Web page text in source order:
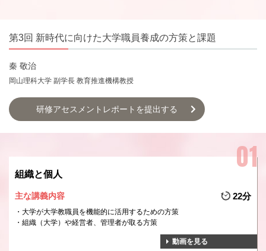
第3回 新時代に向けた大学職員養成の方策と課題
秦 敬治
岡山理科大学 副学長 教育推進機構教授
研修アセスメントレポートを提出する
組織と個人
主な講義内容 22分
大学が大学教職員を機能的に活用するための方策
組織（大学）や経営者、管理者が取る方策
動画を見る